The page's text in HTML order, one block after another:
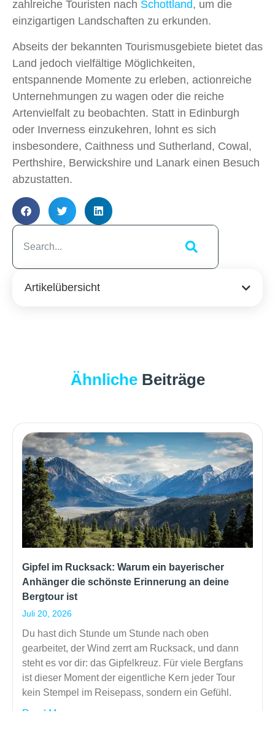
zahlreiche Touristen nach Schottland, um die
einzigartigen Landschaften zu erkunden.
Abseits der bekannten Tourismusgebiete bietet das
Land jedoch vielfältige Möglichkeiten,
entspannende Momente zu erleben, actionreiche
Unternehmungen zu wagen oder die reiche
Artenvielfalt zu beobachten. Statt in Edinburgh
oder Inverness einzukehren, lohnt es sich
insbesondere, Caithness und Sutherland, Cowal,
Perthshire, Berwickshire und Lanark einen Besuch
abzustatten.
Artikelübersicht
ÄhnlicheBeiträge
Gipfel im Rucksack: Warum ein bayerischer
Anhänger die schönste Erinnerung an deine
Bergtour ist
Juli 20, 2026
Du hast dich Stunde um Stunde nach oben
gearbeitet, der Wind zerrt am Rucksack, und dann
steht es vor dir: das Gipfelkreuz. Für viele Bergfans
ist dieser Moment der eigentliche Kern jeder Tour
kein Stempel im Reisepass, sondern ein Gefühl.
Read More »